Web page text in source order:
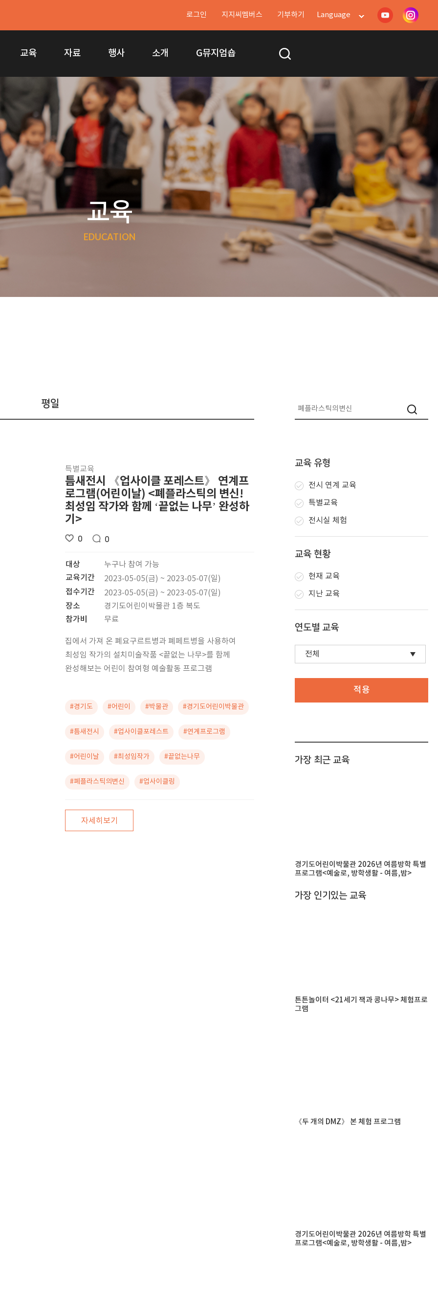
로그인 지지씨멤버스 기부하기 Language
교육 자료 행사 소개 G뮤지엄숍
교육
EDUCATION
평일
특별교육
틈새전시 《업사이클 포레스트》 연계프
로그램(어린이날) <폐플라스틱의 변신!
최성임 작가와 함께 ‘끝없는 나무’ 완성하
기>
0 0
대상
누구나 참여 가능
교육기간
2023-05-05(금) ~ 2023-05-07(일)
접수기간 2023-05-05(금) ~ 2023-05-07(일)
장소
경기도어린이박물관 1층 복도
참가비
무료
집에서 가져 온 폐요구르트병과 폐페트병을 사용하여
최성임 작가의 설치미술작품 <끝없는 나무>를 함께
완성해보는 어린이 참여형 예술활동 프로그램
#경기도 #어린이 #박물관 #경기도어린이박물관
#틈새전시 #업사이클포레스트 #연계프로그램
#어린이날 #최성임작가 #끝없는나무
#폐플라스틱의변신 #업사이클링
자세히보기
교육 유형
전시 연계 교육
특별교육
전시실 체험
교육 현황
현재 교육
지난 교육
연도별 교육
적용
가장 최근 교육
경기도어린이박물관 2026년 여름방학 특별
프로그램<예술로, 방학생활 - 여름,밤>
가장 인기있는 교육
튼튼놀이터 <21세기 잭과 콩나무> 체험프로
그램
《두 개의 DMZ》 본 체험 프로그램
경기도어린이박물관 2026년 여름방학 특별
프로그램<예술로, 방학생활 - 여름,밤>